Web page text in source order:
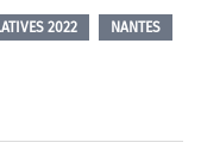
2022
NANTES